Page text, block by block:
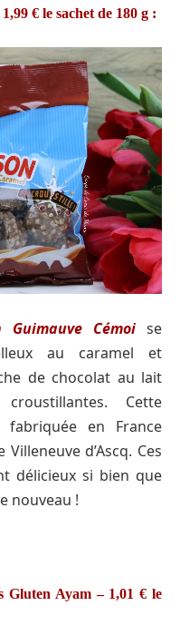
€ le sachet de 180 g :
Cémoi se
au caramel et
de chocolat au lait
Cette
fabriquée en France
Villeneuve d’Ascq. Ces
délicieux si bien que
nouveau !
Gluten Ayam – 1,01 € le